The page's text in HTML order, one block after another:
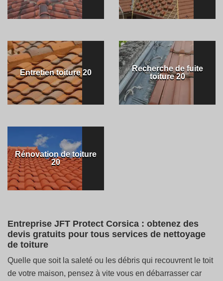
Entretien toiture 20
Recherche de fuite
toiture 20
Rénovation de toiture
20
Entreprise JFT Protect Corsica : obtenez des
devis gratuits pour tous services de nettoyage
de toiture
Quelle que soit la saleté ou les débris qui recouvrent le toit
de votre maison, pensez à vite vous en débarrasser car